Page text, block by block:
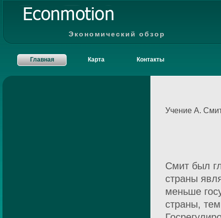
Экономический обзор
Главная Карта Контакты
Учение А.
Смит был
страны
меньше
страны,